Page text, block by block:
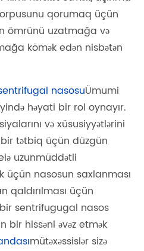
qorumaq üçün
ömrünü uzatmağa və
kömək edən nisbətən
nasosuÜmumi
həyati bir rol oynayır.
və xüsusiyyətlərini
tətbiq üçün düzgün
uzunmüddətli
üçün nasosun saxlanması
qaldırılması üçün
sentrifugugal nasos
hissəni əvəz etmək
mütəxəssislər sizə